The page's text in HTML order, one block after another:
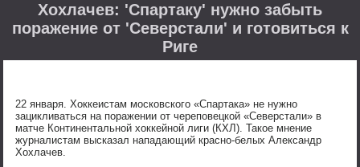
Хохлачев: 'Спартаку' нужно забыть
поражение от 'Северстали' и готовиться к
Риге
22 января. Хоккеистам московского «Спартака» не нужно
зацикливаться на поражении от череповецкой «Северстали» в
матче Континентальной хоккейной лиги (КХЛ). Такое мнение
журналистам высказал нападающий красно-белых Александр
Хохлачев.